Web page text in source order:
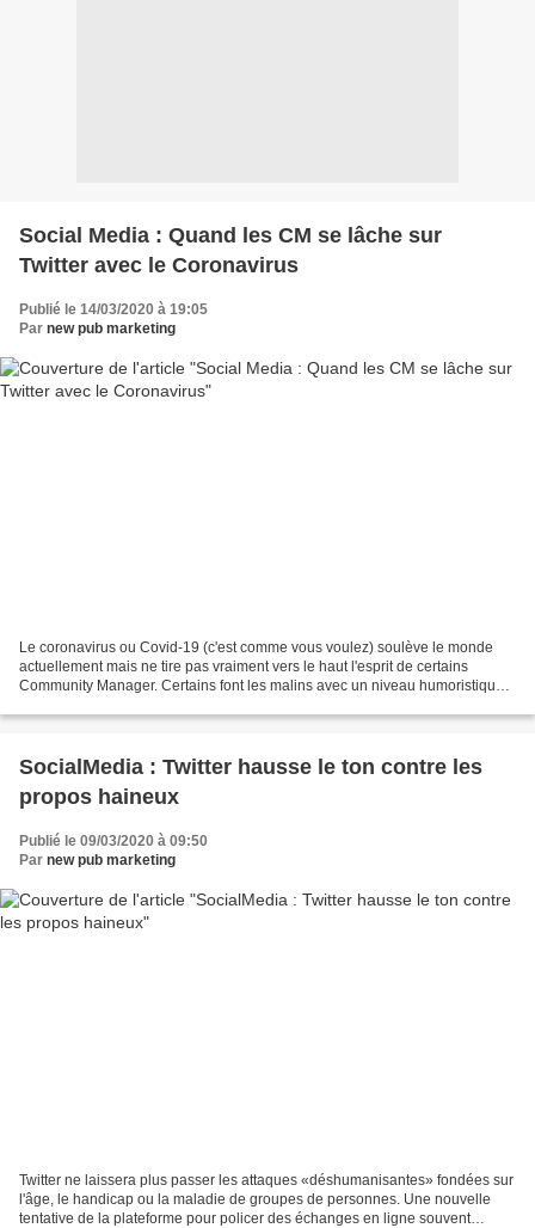
Social Media : Quand les CM se lâche sur
Twitter avec le Coronavirus
Publié le 14/03/2020 à 19:05
Par new pub marketing
Le coronavirus ou Covid-19 (c'est comme vous voulez) soulève le monde
actuellement mais ne tire pas vraiment vers le haut l'esprit de certains
Community Manager. Certains font les malins avec un niveau humoristique
SocialMedia : Twitter hausse le ton contre les
propos haineux
Publié le 09/03/2020 à 09:50
Par new pub marketing
Twitter ne laissera plus passer les attaques «déshumanisantes» fondées sur
l'âge, le handicap ou la maladie de groupes de personnes. Une nouvelle
tentative de la plateforme pour policer des échanges en ligne souvent